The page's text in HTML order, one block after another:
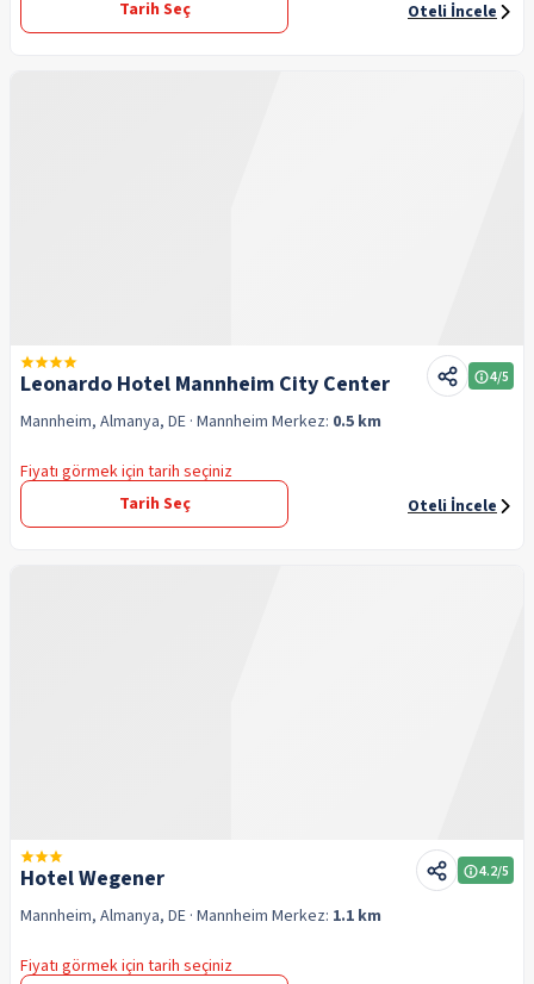
Tarih Seç Oteli İncele
Leonardo Hotel Mannheim City Center 4/5
Mannheim, Almanya, DE · Mannheim Merkez: 0.5 km
Fiyatı görmek için tarih seçiniz
Tarih Seç
Oteli İncele
Hotel Wegener 4.2/5
Mannheim, Almanya, DE · Mannheim Merkez: 1.1 km
Fiyatı görmek için tarih seçiniz